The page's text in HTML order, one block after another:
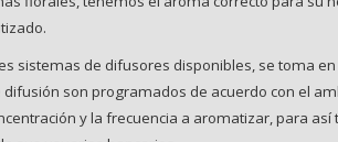
sistemas de difusores disponibles, se toma
son programados de acuerdo con el
y la frecuencia a aromatizar, para